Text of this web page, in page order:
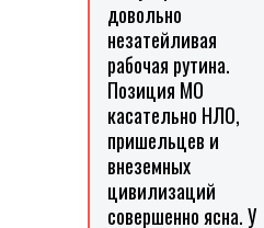
довольно
незатейливая
рабочая рутина.
Позиция МО
касательно НЛО,
пришельцев и
внеземных
цивилизаций
совершенно ясна. У